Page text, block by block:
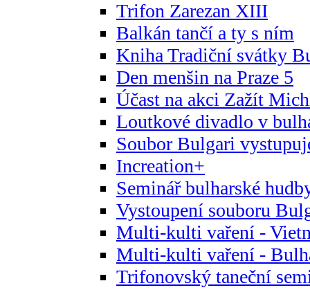
Trifon Zarezan XIII
Balkán tančí a ty s ním
Kniha Tradiční svátky
Den menšin na Praze 5
Účast na akci Zažít
Loutkové divadlo v
Soubor Bulgari
Increation+
Seminář bulharské
Vystoupení souboru
Multi-kulti vaření -
Multi-kulti vaření -
Trifonovský taneční